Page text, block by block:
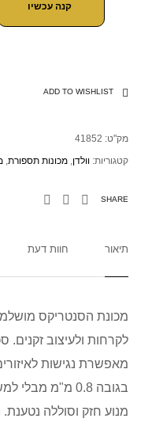
קנה עכשיו
ADD TO WISHLIST
מק"ט: 41852
קטגוריות: וולדן, מכונות תספורת,
SHARE
תיאור חוות דעת
מכונת הסנטריקס
מאפשרת נגישות
בגובה 0.8 מ"מ
מנוע חזק וסוללה